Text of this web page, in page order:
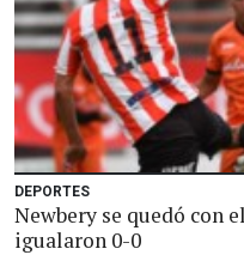
DEPORTES
Newbery se quedó con
igualaron 0-0